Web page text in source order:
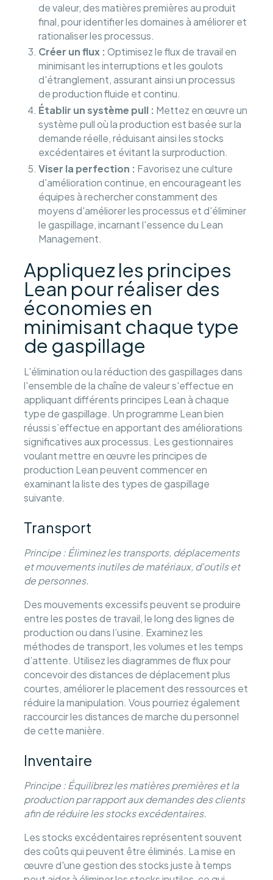
de valeur, des matières premières au produit
final, pour identifier les domaines à améliorer et
rationaliser les processus.
Créer un flux : Optimisez le flux de travail en
minimisant les interruptions et les goulots
d'étranglement, assurant ainsi un processus
de production fluide et continu.
Établir un système pull : Mettez en œuvre un
système pull où la production est basée sur la
demande réelle, réduisant ainsi les stocks
excédentaires et évitant la surproduction.
Viser la perfection : Favorisez une culture
d'amélioration continue, en encourageant les
équipes à rechercher constamment des
moyens d'améliorer les processus et d'éliminer
le gaspillage, incarnant l'essence du Lean
Management.
Appliquez les principes
Lean pour réaliser des
économies en
minimisant chaque type
de gaspillage
L'élimination ou la réduction des gaspillages dans
l'ensemble de la chaîne de valeur s'effectue en
appliquant différents principes Lean à chaque
type de gaspillage. Un programme Lean bien
réussi s’effectue en apportant des améliorations
significatives aux processus. Les gestionnaires
voulant mettre en œuvre les principes de
production Lean peuvent commencer en
examinant la liste des types de gaspillage
suivante.
Transport
Principe : Éliminez les transports, déplacements
et mouvements inutiles de matériaux, d'outils et
de personnes.
Des mouvements excessifs peuvent se produire
entre les postes de travail, le long des lignes de
production ou dans l’usine. Examinez les
méthodes de transport, les volumes et les temps
d’attente. Utilisez les diagrammes de flux pour
concevoir des distances de déplacement plus
courtes, améliorer le placement des ressources et
réduire la manipulation. Vous pourriez également
raccourcir les distances de marche du personnel
de cette manière.
Inventaire
Principe : Équilibrez les matières premières et la
production par rapport aux demandes des clients
afin de réduire les stocks excédentaires.
Les stocks excédentaires représentent souvent
des coûts qui peuvent être éliminés. La mise en
œuvre d'une gestion des stocks juste à temps